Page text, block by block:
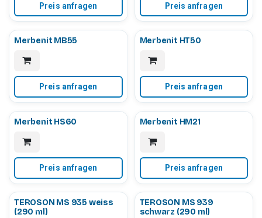
Preis anfragen Preis anfragen
Merbenit MB55
Preis anfragen
Merbenit HT50
Preis anfragen
Merbenit HS60
Preis anfragen
Merbenit HM21
Preis anfragen
TEROSON MS 935 weiss
(290 ml)
TEROSON MS 939
schwarz (290 ml)